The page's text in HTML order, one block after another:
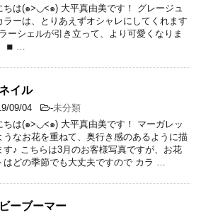
ちは(๑>◡<๑) 大平真由美です！ グレージュ
ラーは、とりあえずオシャレにしてくれます
ーシェルが引き立って、より可愛くなりま
◾︎ …
イル
09/04 -未分類
ちは(๑>◡<๑) 大平真由美です！ マーガレッ
うなお花を重ねて、奥行き感のあるように描
す♪ こちらは3月のお客様写真ですが、お花
はどの季節でも大丈夫ですので カラ …
ーブーマー